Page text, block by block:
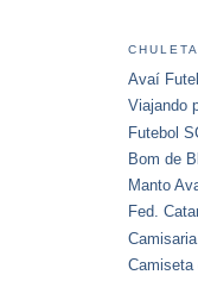
Avaí
Viajando
Futebol
Bom de
Manto
Fed.
Camiseta